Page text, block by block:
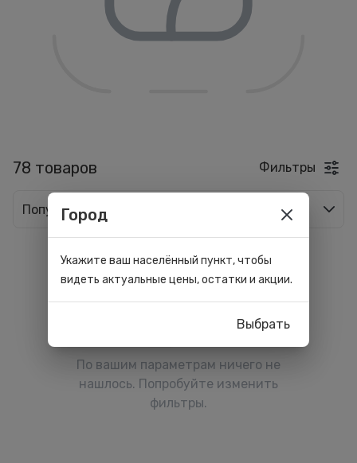
78 товаров Фильтры
Популярные
По вашим параметрам ничего не
нашлось. Попробуйте изменить
фильтры.
Город
Укажите ваш населённый пункт, чтобы
видеть актуальные цены, остатки и акции.
Выбрать